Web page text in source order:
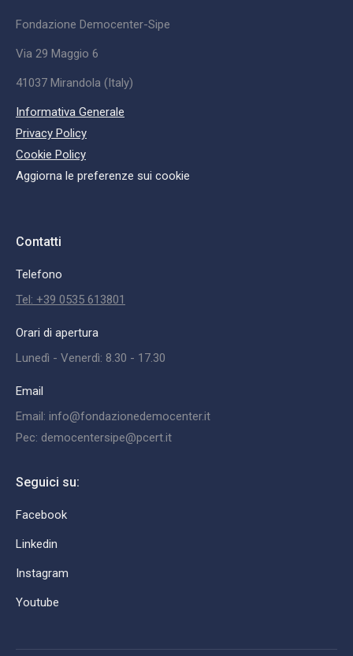
Fondazione Democenter-Sipe
Via 29 Maggio 6
41037 Mirandola (Italy)
Informativa Generale
Privacy Policy
Cookie Policy
Aggiorna le preferenze sui cookie
Contatti
Telefono
Tel: +39 0535 613801
Orari di apertura
Lunedì - Venerdì: 8.30 - 17.30
Email
Email: info@fondazionedemocenter.it
Pec: democentersipe@pcert.it
Seguici su:
Facebook
Linkedin
Instagram
Youtube